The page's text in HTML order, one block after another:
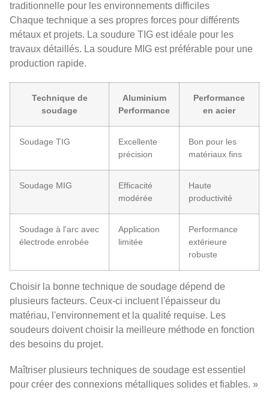
traditionnelle pour les environnements difficiles
Chaque technique a ses propres forces pour différents
métaux et projets. La soudure TIG est idéale pour les
travaux détaillés. La soudure MIG est préférable pour une
production rapide.
Technique de
soudage
Aluminium
Performance
Performance
en acier
Soudage TIG
Excellente
précision
Bon pour les
matériaux fins
Soudage MIG
Efficacité
modérée
Haute
productivité
Soudage à l'arc avec
électrode enrobée
Application
limitée
Performance
extérieure
robuste
Choisir la bonne technique de soudage dépend de
plusieurs facteurs. Ceux-ci incluent l'épaisseur du
matériau, l'environnement et la qualité requise. Les
soudeurs doivent choisir la meilleure méthode en fonction
des besoins du projet.
Maîtriser plusieurs techniques de soudage est essentiel
pour créer des connexions métalliques solides et fiables. »